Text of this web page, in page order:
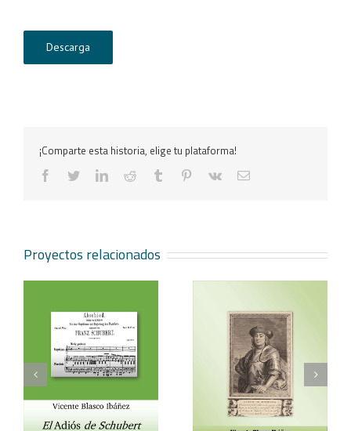
Descarga
¡Comparte esta historia, elige tu plataforma!
facebooktwitterlinkedinreddit tumblr pinterest
vk
Correo
Proyectos relacionados
Vicente Blasco Ibáñez,
Hugo de Moncada
Aventura veneciana y
otros cuentos